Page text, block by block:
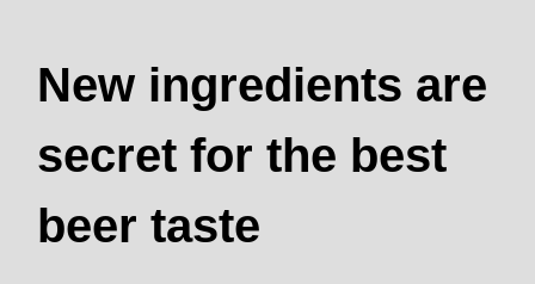
New ingredients are
secret for the best
beer taste